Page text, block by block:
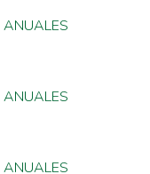
ANUALES
ANUALES
ANUALES